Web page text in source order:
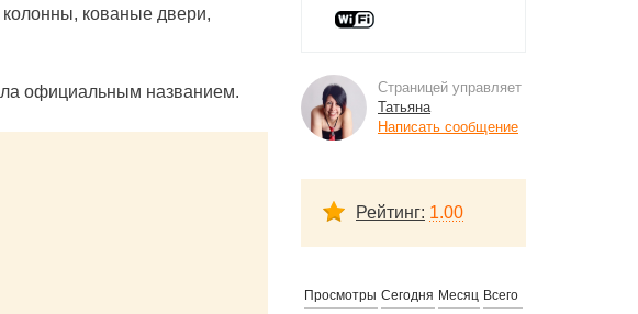
кованые двери,
официальным названием.
Страницей управляет
Татьяна
Написать сообщение
Рейтинг: 1.00
Просмотры Сегодня Месяц Всего